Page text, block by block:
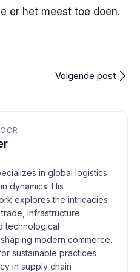
er het meest toe doen.
Volgende post
in global logistics
dynamics. His
explores the intricacies
infrastructure
technological
modern commerce.
sustainable practices
in supply chain